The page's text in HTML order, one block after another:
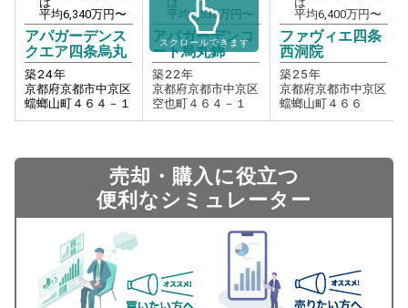
平均6,340万円〜
アパガーデンス
クエア四条烏丸
築24年
京都府京都市中京区
蟷螂山町４６４－１
平均6,530万円〜
アパガーデンコ
ート烏丸錦
築22年
京都府京都市中京区
空也町４６４－１
平均6,400万円〜
ファヴィエ四条
西洞院
築25年
京都府京都市中京区
蟷螂山町４６６
スクロールできます
売却・購入に役立つ
便利なシミュレーター